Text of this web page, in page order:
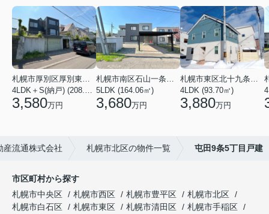
札幌市厚別区厚別東二条６丁目
4LDK＋S(納戸) (208.54㎡)
3,580万円
札幌市南区石山一条８丁目
5LDK (164.06㎡)
3,680万円
札幌市東区北十九条東１２丁目
4LDK (93.70㎡)
3,880万円
産流通株式会社 札幌市北区の物件一覧 屯田9条5丁目戸建
市区町村から探す
札幌市中央区
札幌市西区 札幌市豊平区
札幌市北区
札幌市白石区
札幌市東区 札幌市清田区
札幌市手稲区